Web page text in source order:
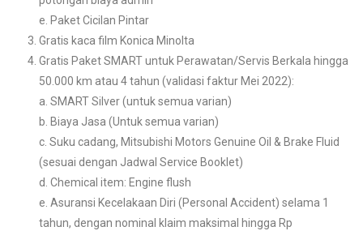
e. Paket Cicilan Pintar
Gratis kaca film Konica Minolta
Gratis Paket SMART untuk Perawatan/Servis Berkala hingga
50.000 km atau 4 tahun (validasi faktur Mei 2022):
a. SMART Silver (untuk semua varian)
b. Biaya Jasa (Untuk semua varian)
c. Suku cadang, Mitsubishi Motors Genuine Oil & Brake Fluid
(sesuai dengan Jadwal Service Booklet)
d. Chemical item: Engine flush
e. Asuransi Kecelakaan Diri (Personal Accident) selama 1
tahun, dengan nominal klaim maksimal hingga Rp